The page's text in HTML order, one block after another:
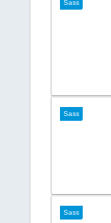
Sass
Sass
Sass